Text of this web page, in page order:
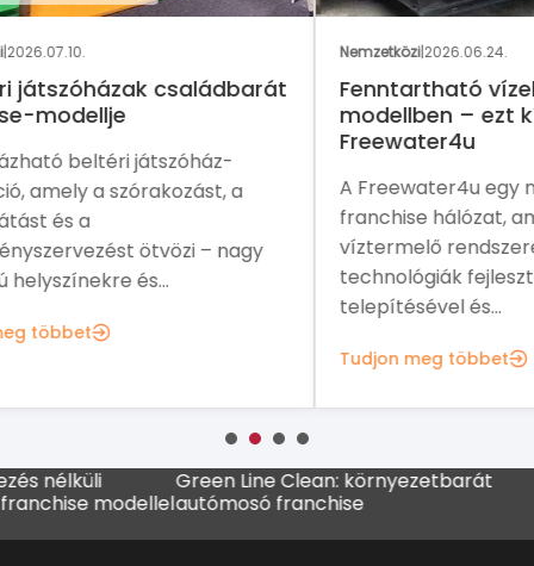
Nemzetközi
Fenntartható vízellátás franchise
modellben – ezt kínálja a
A Freewater4u egy nemzetközi
franchise hálózat, amely légköri
víztermelő rendszerek és víztisztítási
technológiák fejlesztésével,
A
modellel
Green Line Clean: környezetbarát
autómosó franchise